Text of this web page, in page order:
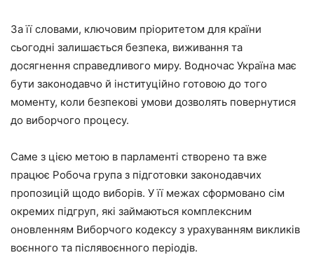
За її словами, ключовим пріоритетом для країни
сьогодні залишається безпека, виживання та
досягнення справедливого миру. Водночас Україна має
бути законодавчо й інституційно готовою до того
моменту, коли безпекові умови дозволять повернутися
до виборчого процесу.
Саме з цією метою в парламенті створено та вже
працює Робоча група з підготовки законодавчих
пропозицій щодо виборів. У її межах сформовано сім
окремих підгруп, які займаються комплексним
оновленням Виборчого кодексу з урахуванням викликів
воєнного та післявоєнного періодів.